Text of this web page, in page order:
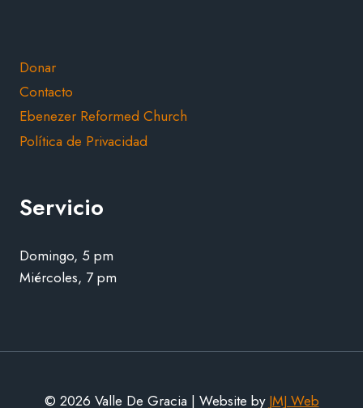
Donar
Contacto
Ebenezer Reformed Church
Política de Privacidad
Servicio
Domingo, 5 pm
Miércoles, 7 pm
© 2026 Valle De Gracia | Website by JMJ Web